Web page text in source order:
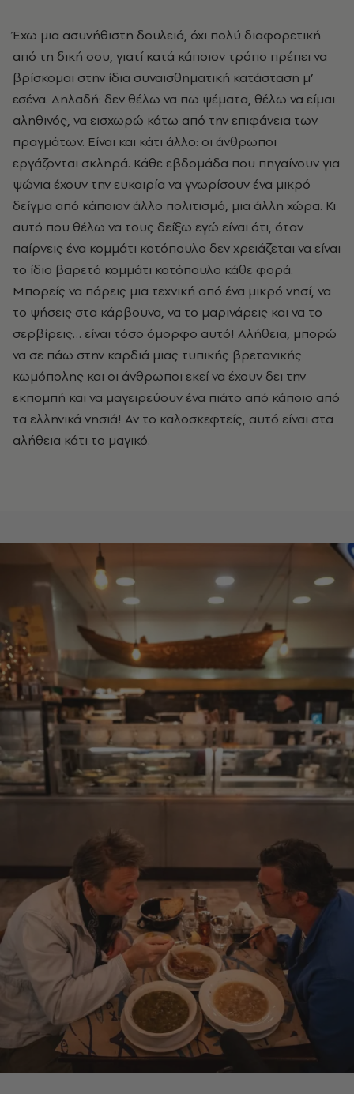
Έχω μια ασυνήθιστη δουλειά, όχι πολύ διαφορετική
από τη δική σου, γιατί κατά κάποιον τρόπο πρέπει να
βρίσκομαι στην ίδια συναισθηματική κατάσταση μ’
εσένα. Δηλαδή: δεν θέλω να πω ψέματα, θέλω να είμαι
αληθινός, να εισχωρώ κάτω από την επιφάνεια των
πραγμάτων. Είναι και κάτι άλλο: οι άνθρωποι
εργάζονται σκληρά. Κάθε εβδομάδα που πηγαίνουν για
ψώνια έχουν την ευκαιρία να γνωρίσουν ένα μικρό
δείγμα από κάποιον άλλο πολιτισμό, μια άλλη χώρα. Κι
αυτό που θέλω να τους δείξω εγώ είναι ότι, όταν
παίρνεις ένα κομμάτι κοτόπουλο δεν χρειάζεται να είναι
το ίδιο βαρετό κομμάτι κοτόπουλο κάθε φορά.
Μπορείς να πάρεις μια τεχνική από ένα μικρό νησί, να
το ψήσεις στα κάρβουνα, να το μαρινάρεις και να το
σερβίρεις… είναι τόσο όμορφο αυτό! Αλήθεια, μπορώ
να σε πάω στην καρδιά μιας τυπικής βρετανικής
κωμόπολης και οι άνθρωποι εκεί να έχουν δει την
εκπομπή και να μαγειρεύουν ένα πιάτο από κάποιο από
τα ελληνικά νησιά! Αν το καλοσκεφτείς, αυτό είναι στα
αλήθεια κάτι το μαγικό.